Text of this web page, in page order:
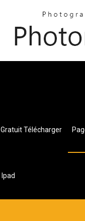
Télécharger